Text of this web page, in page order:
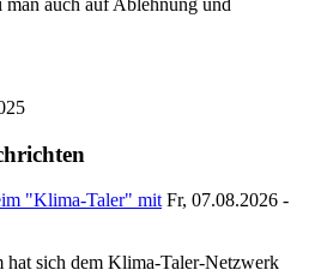
"Klima-Taler" mit Fr, 07.08.2026 -
hat sich dem Klima-Taler-Netzwerk